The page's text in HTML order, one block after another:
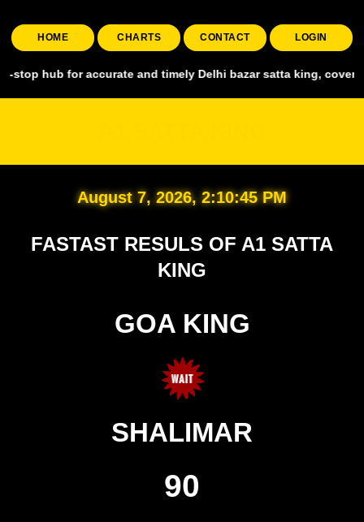
HOME CHARTS CONTACT LOGIN
for accurate and timely Delhi bazar satta king, covering all
August 7, 2026, 2:10:47 PM
FASTAST RESULS OF A1 SATTA
KING
GOA KING
SHALIMAR
90